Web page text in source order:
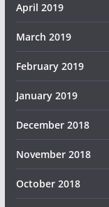
April 2019
March 2019
February 2019
January 2019
December 2018
November 2018
October 2018